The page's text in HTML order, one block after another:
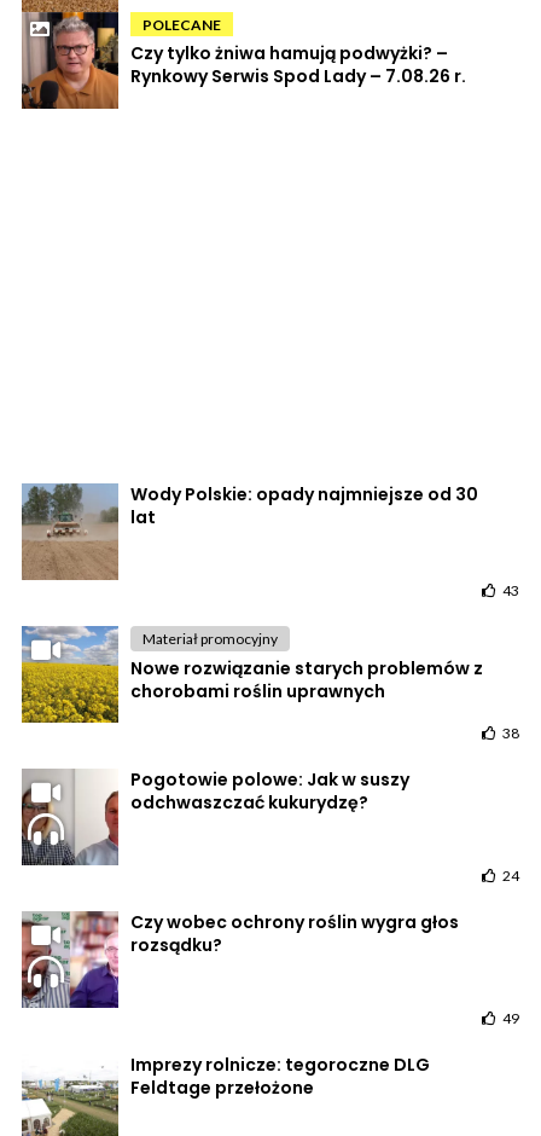
POLECANE
Czy tylko żniwa hamują podwyżki? –
Rynkowy Serwis Spod Lady – 7.08.26 r.
Wody Polskie: opady najmniejsze od 30
lat
43
Materiał promocyjny
Nowe rozwiązanie starych problemów z
chorobami roślin uprawnych
38
Pogotowie polowe: Jak w suszy
odchwaszczać kukurydzę?
24
Czy wobec ochrony roślin wygra głos
rozsądku?
49
Imprezy rolnicze: tegoroczne DLG
Feldtage przełożone